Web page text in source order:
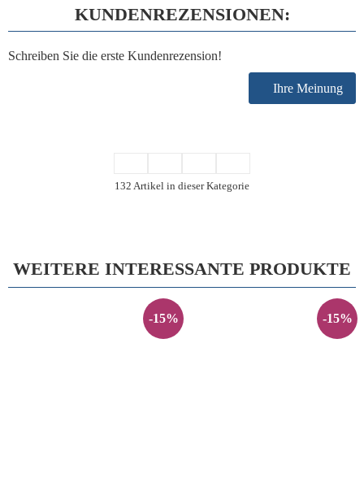
KUNDENREZENSIONEN:
Schreiben Sie die erste Kundenrezension!
Ihre Meinung
132 Artikel in dieser Kategorie
WEITERE INTERESSANTE PRODUKTE
-15% -15%